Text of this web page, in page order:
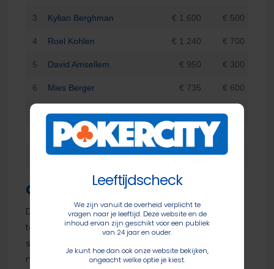
3 Kylian Berghman € 1.600 € 500
4 Roel Kohlen € 1.240 € 700
5 David Amsellem € 950 € 300
6 Mies Berger € 735 € 600
€ 500
Leonid Poles
Marcel Diel € 425 € 100
Omaha gaat naar Leon Tavenier
Donderdag was er ook nog een ééndaags
toernooi waar de spelers met vijf kaarten aan de
slag konden. Nederlander
namelijk de €150 Pot Limit Omaha 5 op zijn naam.
Leeftijdscheck
We zijn vanuit de overheid verplicht te
vragen naar je leeftijd. Deze website en de
inhoud ervan zijn geschikt voor een publiek
van 24 jaar en ouder.
Je kunt hoe dan ook onze website bekijken,
ongeacht welke optie je kiest.